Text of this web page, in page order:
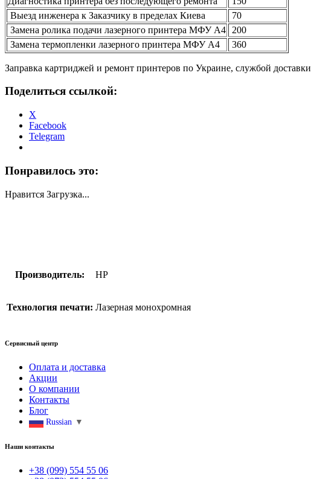
Выезд инженера к Заказчику в пределах Киева
70
Замена ролика подачи лазерного принтера МФУ А4
200
Замена термопленки лазерного принтера МФУ А4
360
Заправка картриджей и ремонт принтеров по Украине, службой доставки
Поделиться ссылкой:
X
Facebook
Telegram
Понравилось это:
Нравится Загрузка...
Производитель: HP
Технология печати: Лазерная монохромная
Сервисный центр
Оплата и доставка
Акции
О компании
Контакты
Блог
Russian ▼
Наши контакты
+38 (099) 554 55 06